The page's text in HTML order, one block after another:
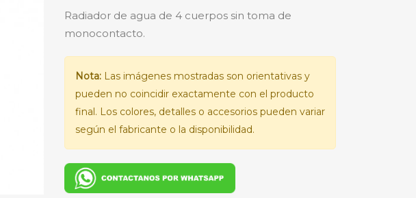
Radiador de agua de 4 cuerpos sin toma de
monocontacto.
Nota:Las imágenes mostradas son orientativas y
pueden no coincidir exactamente con el producto
final. Los colores, detalles o accesorios pueden variar
según el fabricante o la disponibilidad.